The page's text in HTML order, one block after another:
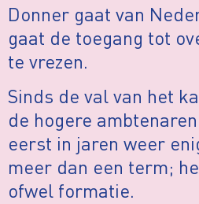
Donner gaat van
gaat de toegang tot
te vrezen.
Sinds de val van het
de hogere
eerst in jaren weer
meer dan een term;
ofwel formatie.